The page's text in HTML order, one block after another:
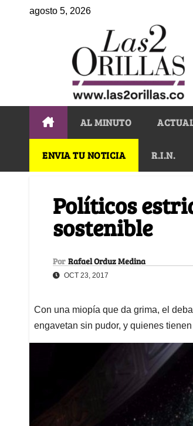
agosto 5, 2026
AL MINUTO
ENVIA TU NOTICIA R.I.N.
Políticos
sostenible
Por Rafael Orduz Medina
OCT 23, 2017
Con una miopía que da grima, el
engavetan sin pudor, y quienes